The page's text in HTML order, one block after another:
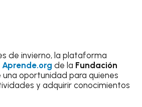
de invierno, la plataforma
Aprende.org de la Fundación
oportunidad para quienes
y adquirir conocimientos